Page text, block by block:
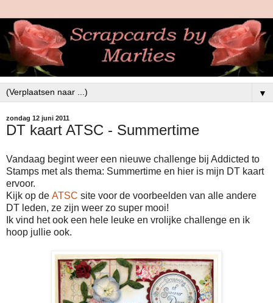
▼
zondag 12 juni 2011
DT kaart ATSC - Summertime
Vandaag begint weer een nieuwe challenge bij Addicted to
Stamps met als thema: Summertime en hier is mijn DT kaart
ervoor.
Kijk op de ATSC site voor de voorbeelden van alle andere
DT leden, ze zijn weer zo super mooi!
Ik vind het ook een hele leuke en vrolijke challenge en ik
hoop jullie ook.